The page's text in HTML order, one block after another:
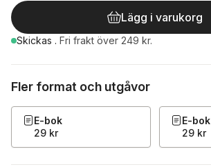
Lägg i varukorg
Skickas . Fri frakt över 249 kr.
Fler format och utgåvor
E-bok
29 kr
E-bok
29 kr